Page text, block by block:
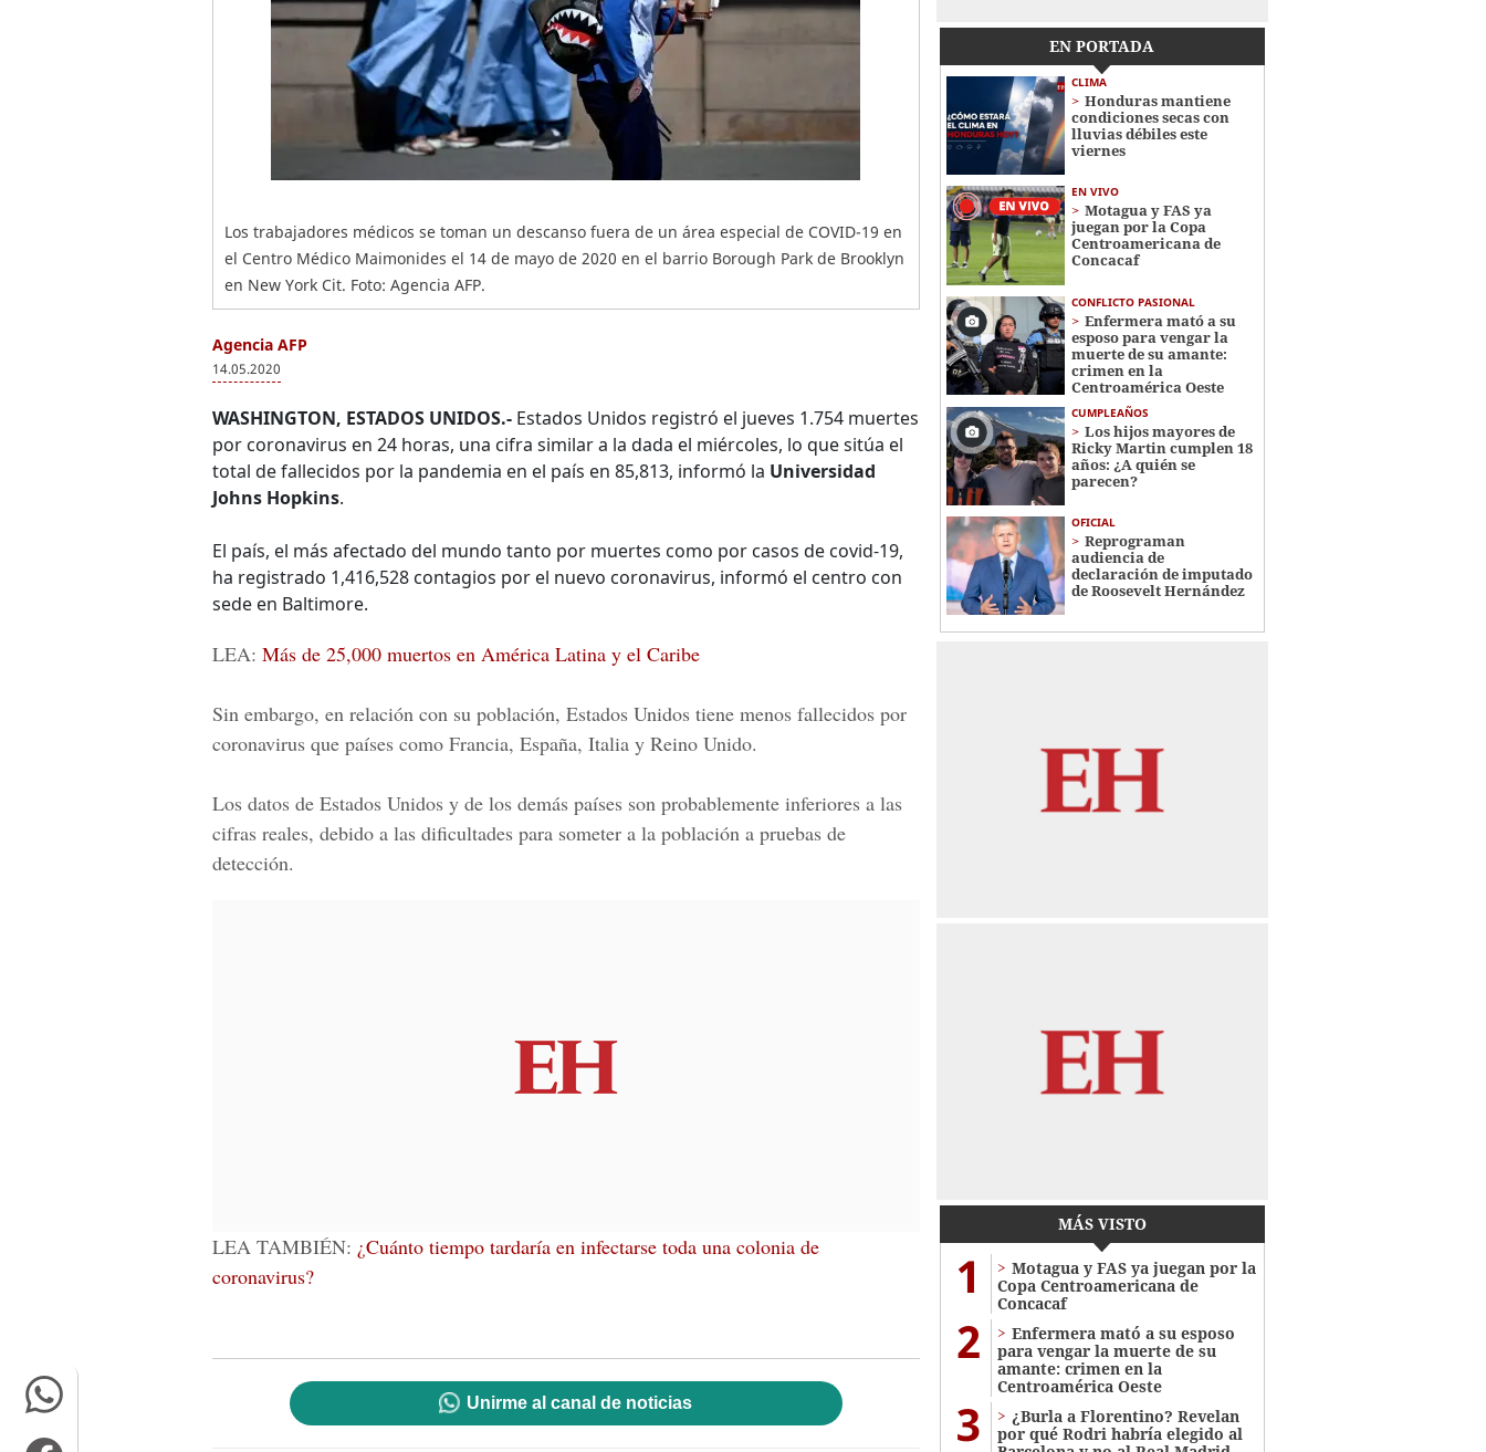
Los trabajadores médicos se toman un descanso fuera de un área especial de COVID-19 en
el Centro Médico Maimonides el 14 de mayo de 2020 en el barrio Borough Park de Brooklyn
en New York Cit. Foto: Agencia AFP.
Agencia AFP
14.05.2020
WASHINGTON, ESTADOS UNIDOS.- Estados Unidos registró el jueves 1.754 muertes
por coronavirus en 24 horas, una cifra similar a la dada el miércoles, lo que sitúa el
total de fallecidos por la pandemia en el país en 85,813, informó la Universidad
Johns Hopkins.
El país, el más afectado del mundo tanto por muertes como por casos de covid-19,
ha registrado 1,416,528 contagios por el nuevo coronavirus, informó el centro con
sede en Baltimore.
LEA: Más de 25,000 muertos en América Latina y el Caribe
Sin embargo, en relación con su población, Estados Unidos tiene menos fallecidos por
coronavirus que países como Francia, España, Italia y Reino Unido.
Los datos de Estados Unidos y de los demás países son probablemente inferiores a las
cifras reales, debido a las dificultades para someter a la población a pruebas de
detección.
LEA TAMBIÉN: ¿Cuánto tiempo tardaría en infectarse toda una colonia de
coronavirus?
Unirme al canal de noticias
EN PORTADA
CLIMA
Honduras mantiene
condiciones secas con
lluvias débiles este
viernes
EN VIVO
Motagua y FAS ya
juegan por la Copa
Centroamericana de
Concacaf
CONFLICTO PASIONAL
Enfermera mató a su
esposo para vengar la
muerte de su amante:
crimen en la
Centroamérica Oeste
CUMPLEAÑOS
Los hijos mayores de
Ricky Martin cumplen 18
años: ¿A quién se
parecen?
OFICIAL
Reprograman
audiencia de
declaración de imputado
de Roosevelt Hernández
MÁS VISTO
1
Motagua y FAS ya juegan por la
Copa Centroamericana de
Concacaf
2
Enfermera mató a su esposo
para vengar la muerte de su
amante: crimen en la
Centroamérica Oeste
3
¿Burla a Florentino? Revelan
por qué Rodri habría elegido al